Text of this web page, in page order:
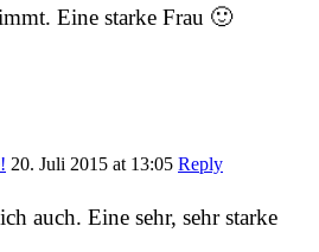
Eine starke Frau 🙂
20. Juli 2015 at 13:05 Reply
auch. Eine sehr, sehr starke